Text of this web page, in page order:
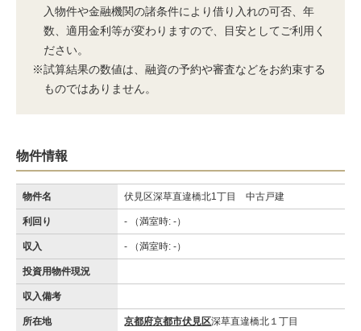
入物件や金融機関の諸条件により借り入れの可否、年
数、適用金利等が変わりますので、目安としてご利用く
ださい。
※試算結果の数値は、融資の予約や審査などをお約束する
ものではありません。
物件情報
物件名 伏見区深草直違橋北1丁目 中古戸建
利回り - （満室時: -）
収入 - （満室時: -）
投資用物件現況
収入備考
所在地 京都府京都市伏見区深草直違橋北１丁目